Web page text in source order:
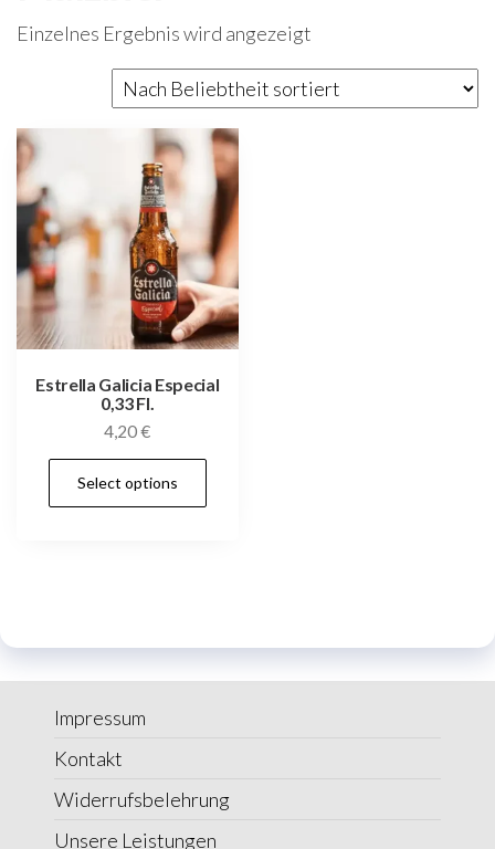
Einzelnes Ergebnis wird angezeigt
Estrella Galicia Especial
0,33 Fl.
4,20€
Select options
Impressum
Kontakt
Widerrufsbelehrung
Unsere Leistungen